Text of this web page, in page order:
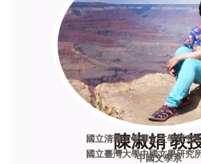
陳淑娟 教
中國文學系
國立清華大學華文文學研究
國立臺灣大學中國文學研究